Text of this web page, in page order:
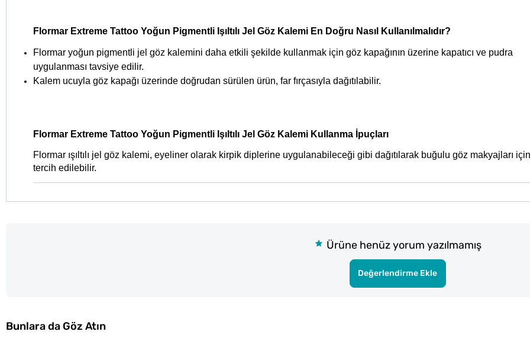
Flormar Extreme Tattoo Yoğun Pigmentli Işıltılı Jel Göz Kalemi En Doğru Nasıl Kullanılmalıdır?
Flormar yoğun pigmentli jel göz kalemini daha etkili şekilde kullanmak için göz kapağının üzerine kapatıcı ve pudra
uygulanması tavsiye edilir.
Kalem ucuyla göz kapağı üzerinde doğrudan sürülen ürün, far fırçasıyla dağıtılabilir.
Flormar Extreme Tattoo Yoğun Pigmentli Işıltılı Jel Göz Kalemi Kullanma İpuçları
Flormar ışıltılı jel göz kalemi, eyeliner olarak kirpik diplerine uygulanabileceği gibi dağıtılarak buğulu göz makyajları
tercih edilebilir.
Ürüne henüz yorum yazılmamış
Değerlendirme Ekle
Bunlara da Göz Atın